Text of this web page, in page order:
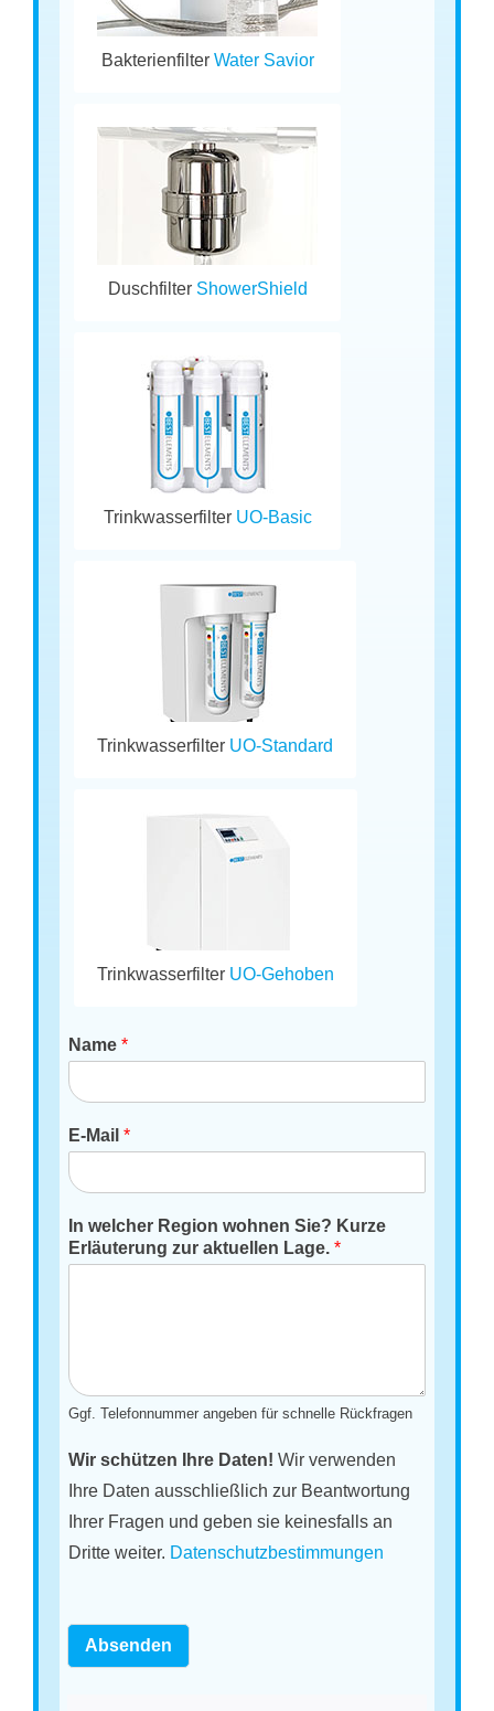
Bakterienfilter Water Savior
Duschfilter ShowerShield
Trinkwasserfilter UO-Basic
Trinkwasserfilter UO-Standard
Trinkwasserfilter UO-Gehoben
Name*
E-Mail*
In welcher Region wohnen Sie? Kurze
Erläuterung zur aktuellen Lage.*
Ggf. Telefonnummer angeben für schnelle Rückfragen
Wir schützen Ihre Daten! Wir verwenden
Ihre Daten ausschließlich zur Beantwortung
Ihrer Fragen und geben sie keinesfalls an
Dritte weiter. Datenschutzbestimmungen
Absenden